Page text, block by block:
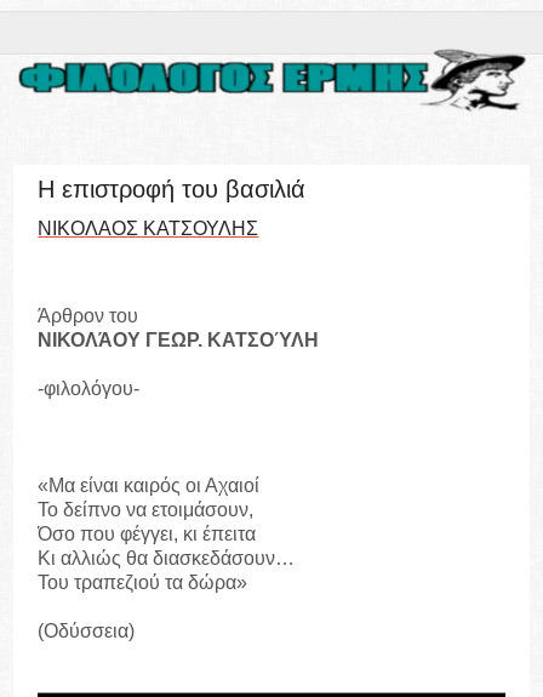
Η επιστροφή του βασιλιά
ΝΙΚΟΛΑΟΣ ΚΑΤΣΟΥΛΗΣ
Άρθρον του
ΝΙΚΟΛΆΟΥ ΓΕΩΡ. ΚΑΤΣΟΎΛΗ
-φιλολόγου-
«Μα είναι καιρός οι Αχαιοί
Το δείπνο να ετοιμάσουν,
Όσο που φέγγει, κι έπειτα
Κι αλλιώς θα διασκεδάσουν…
Του τραπεζιού τα δώρα»
(Οδύσσεια)